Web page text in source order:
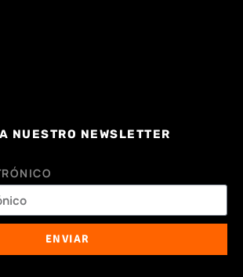
NUESTRO NEWSLETTER
ENVIAR